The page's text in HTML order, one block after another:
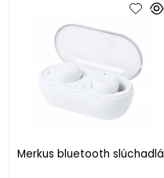
Merkus bluetooth slúchadlá